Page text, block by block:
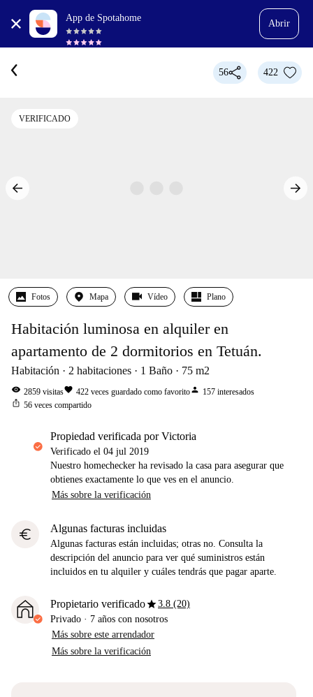
App de Spotahome
Abrir
56 422
VERIFICADO
Fotos Mapa Vídeo Plano
Habitación luminosa en alquiler en
apartamento de 2 dormitorios en Tetuán.
Habitación 2 habitaciones 1 Baño 75 m2
visibility 2859 visitasfavorite 422 veces guardado como favoritoperson 157 interesados
ios_share 56 veces compartido
propiedad verificada por Victoria
Verificado el 04 jul 2019
Nuestro homechecker ha revisado la casa para asegurar que
obtienes exactamente lo que ves en el anuncio.
Más sobre la verificación
euro Algunas facturas incluidas
Algunas facturas están incluidas; otras no. Consulta la
descripción del anuncio para ver qué suministros están
incluidos en tu alquiler y cuáles tendrás que pagar aparte.
Propietario verificadostar3.8 (20)
Privado · 7 años con nosotros
Más sobre este arrendador
Más sobre la verificación